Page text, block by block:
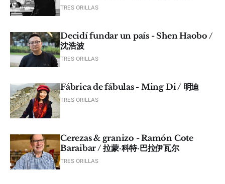
TRES ORILLAS
Decidí fundar un país - Shen Haobo /
沈浩波
TRES ORILLAS
Fábrica de fábulas - Ming Di / 明迪
TRES ORILLAS
Cerezas & granizo - Ramón Cote
Baraibar / 拉蒙·科特·巴拉伊瓦尔
TRES ORILLAS